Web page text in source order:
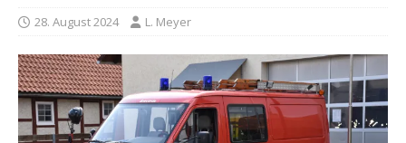
28. August 2024 L. Meyer